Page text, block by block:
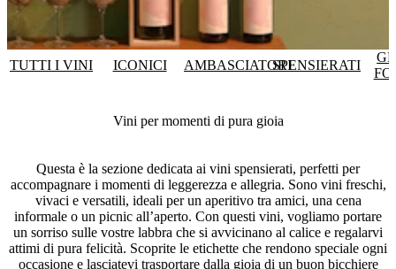
TUTTI I VINI ICONICI AMBASCIATORISPENSIERATI
Vini per momenti di pura gioia
Questa è la sezione dedicata ai vini spensierati, perfetti per
accompagnare i momenti di leggerezza e allegria. Sono vini freschi,
vivaci e versatili, ideali per un aperitivo tra amici, una cena
informale o un picnic all’aperto. Con questi vini, vogliamo portare
un sorriso sulle vostre labbra che si avvicinano al calice e regalarvi
attimi di pura felicità. Scoprite le etichette che rendono speciale ogni
occasione e lasciatevi trasportare dalla gioia di un buon bicchiere